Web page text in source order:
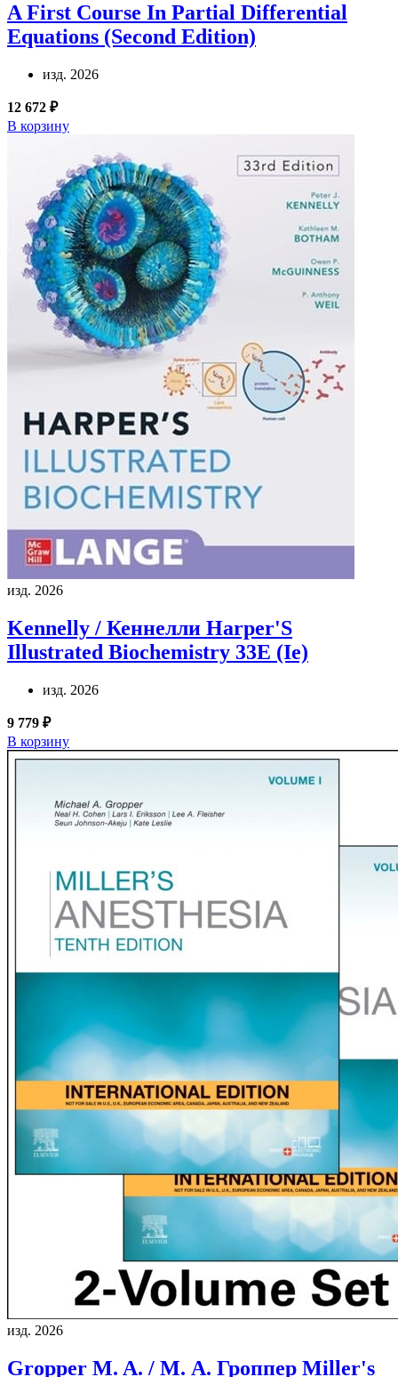
A First Course In Partial Differential
Equations (Second Edition)
изд. 2026
12 672 ₽
В корзину
изд. 2026
Kennelly / Кеннелли Harper'S
Illustrated Biochemistry 33E (Ie)
изд. 2026
9 779 ₽
В корзину
изд. 2026
Gropper M. A. / М. А. Гроппер Miller's